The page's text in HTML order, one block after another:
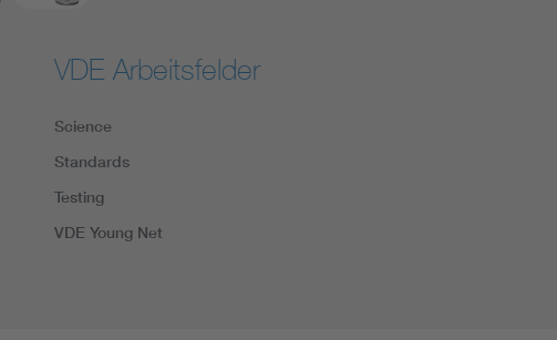
VDE Arbeitsfelder
Science
Standards
Testing
VDE Young Net